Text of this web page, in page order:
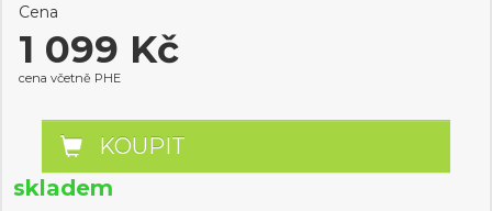
Cena
1 099 Kč
cena včetně PHE
KOUPIT
skladem